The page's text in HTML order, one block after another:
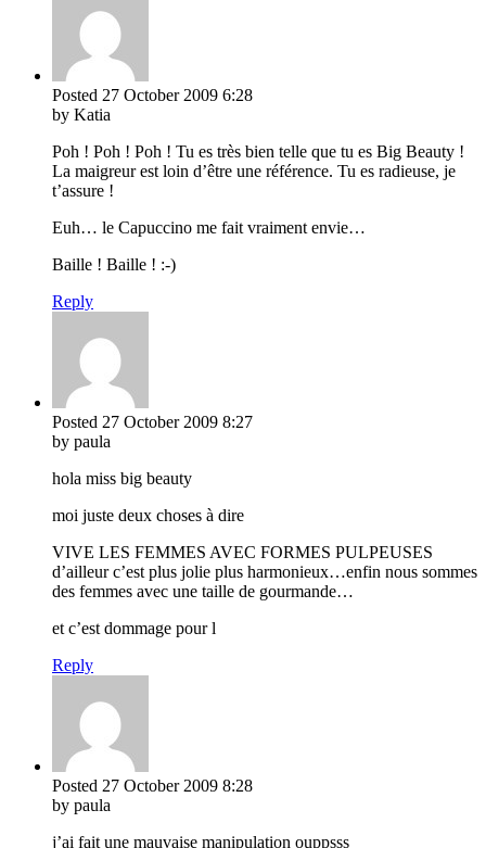
Posted 27 October 2009 6:28
by Katia
Poh ! Poh ! Poh ! Tu es très bien telle que tu es Big Beauty !
La maigreur est loin d’être une référence. Tu es radieuse, je
t’assure !
Euh… le Capuccino me fait vraiment envie…
Baille ! Baille ! :-)
Reply
Posted 27 October 2009 8:27
by paula
hola miss big beauty
moi juste deux choses à dire
VIVE LES FEMMES AVEC FORMES PULPEUSES
d’ailleur c’est plus jolie plus harmonieux…enfin nous sommes
des femmes avec une taille de gourmande…
et c’est dommage pour l
Reply
Posted 27 October 2009 8:28
by paula
j’ai fait une mauvaise manipulation ouppsss